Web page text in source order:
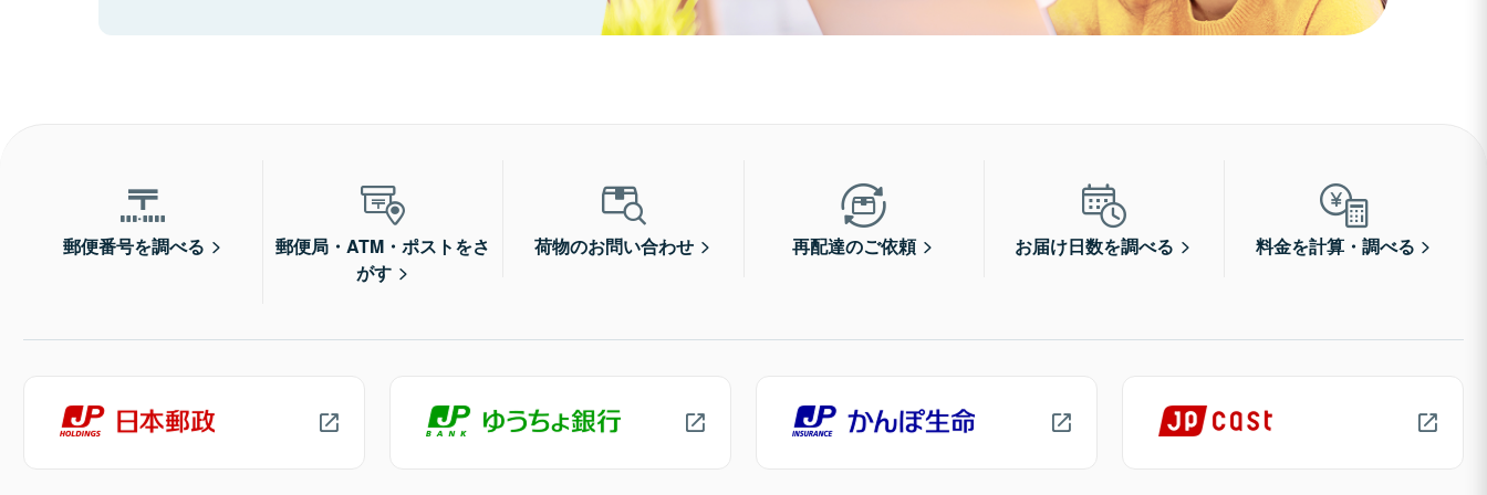
郵便番号を調べる
郵便局・ATM・ポストをさ
がす
荷物のお問い合わせ 再配達のご依頼 お届け日数を調べる 料金を計算・調べる